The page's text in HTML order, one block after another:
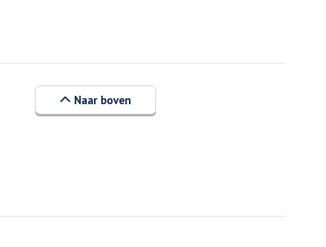
Naar boven